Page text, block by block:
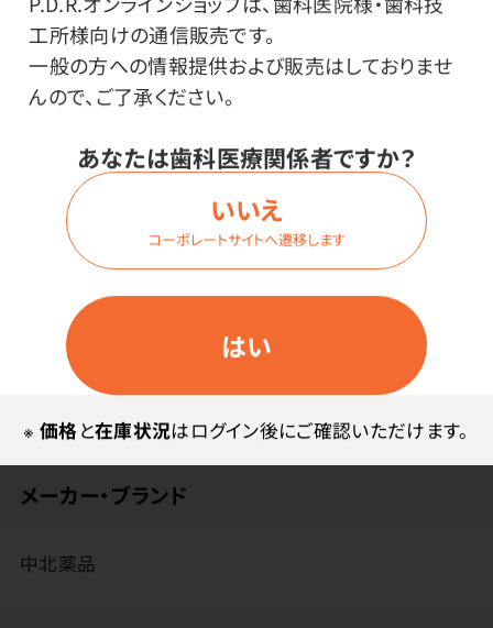
工所様向けの通信販売です。
一般の方への情報提供および販売はしておりませ
んので、ご了承ください。
あなたは歯科医療関係者ですか？
はい
いいえ
コーポレートサイトへ遷移します
※ 価格と在庫状況はログイン後にご確認いただけます。
特長
皮膚、医療機器の消毒に。
外用殺菌消毒剤。
※本品の販売は歯科医院様に限らせていただきます。
メーカー・ブランド
中北薬品